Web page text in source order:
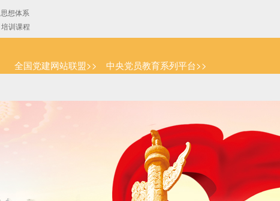
全国党建网站联盟>> 中央党员教育系列平台>>